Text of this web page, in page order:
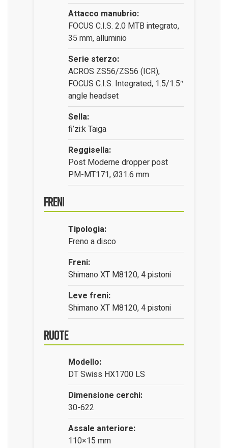
Attacco manubrio:
FOCUS C.I.S. 2.0 MTB integrato,
35 mm, alluminio
Serie sterzo:
ACROS ZS56/ZS56 (ICR),
FOCUS C.I.S. Integrated, 1.5/1.5″
angle headset
Sella:
fi’zi:k Taiga
Reggisella:
Post Moderne dropper post
PM-MT171, Ø31.6 mm
Freni
Tipologia:
Freno a disco
Freni:
Shimano XT M8120, 4 pistoni
Leve freni:
Shimano XT M8120, 4 pistoni
Ruote
Modello:
DT Swiss HX1700 LS
Dimensione cerchi:
30-622
Assale anteriore:
110×15 mm